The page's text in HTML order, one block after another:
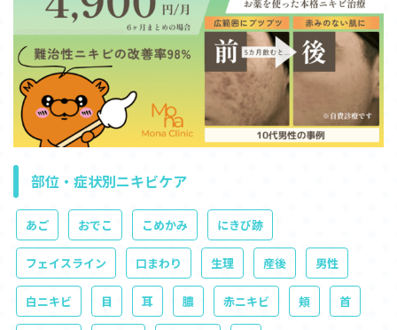
部位・症状別ニキビケア
あご おでこ こめかみ にきび跡
フェイスライン 口まわり 生理 産後 男性
白ニキビ 目 耳 膿 赤ニキビ 頬 首